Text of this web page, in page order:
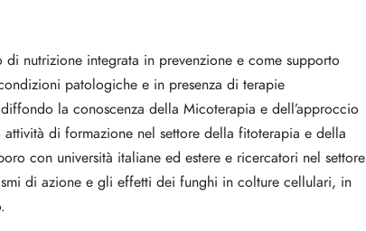
nutrizione integrata in prevenzione e come supporto
patologiche e in presenza di terapie
la conoscenza della Micoterapia e dell’approccio
di formazione nel settore della fitoterapia e della
con università italiane ed estere e ricercatori nel settore
di azione e gli effetti dei funghi in colture cellulari, in